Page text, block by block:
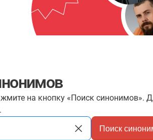
на кнопку «Поиск синонимов».
Поиск